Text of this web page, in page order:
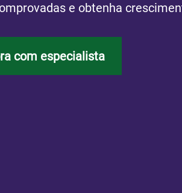
e obtenha
com especialista